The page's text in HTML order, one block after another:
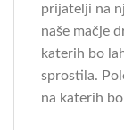
prijatelji na
naše mačje
katerih bo
sprostila.
na katerih